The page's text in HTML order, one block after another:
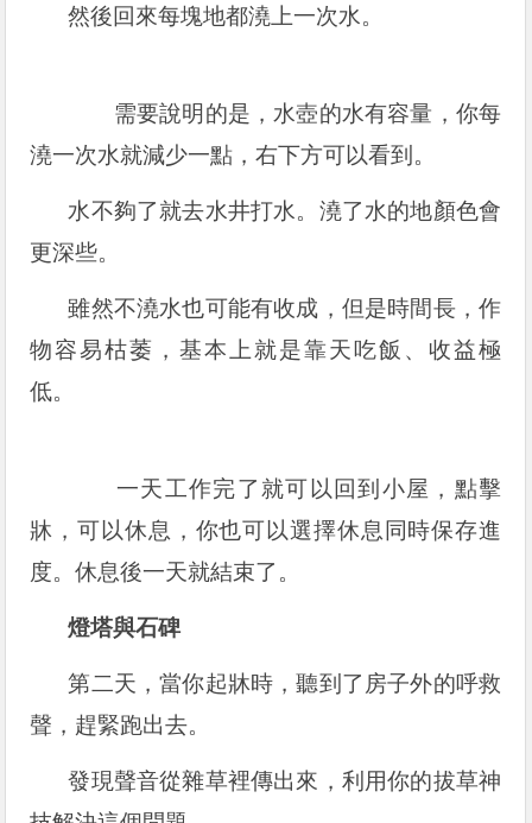
然後回來每塊地都澆上一次水。
需要說明的是，水壺的水有容量，你每
澆一次水就減少一點，右下方可以看到。
水不夠了就去水井打水。澆了水的地顏色會
更深些。
雖然不澆水也可能有收成，但是時間長，作
物容易枯萎，基本上就是靠天吃飯、收益極
低。
一天工作完了就可以回到小屋，點擊
牀，可以休息，你也可以選擇休息同時保存進
度。休息後一天就結束了。
燈塔與石碑
第二天，當你起牀時，聽到了房子外的呼救
聲，趕緊跑出去。
發現聲音從雜草裡傳出來，利用你的拔草神